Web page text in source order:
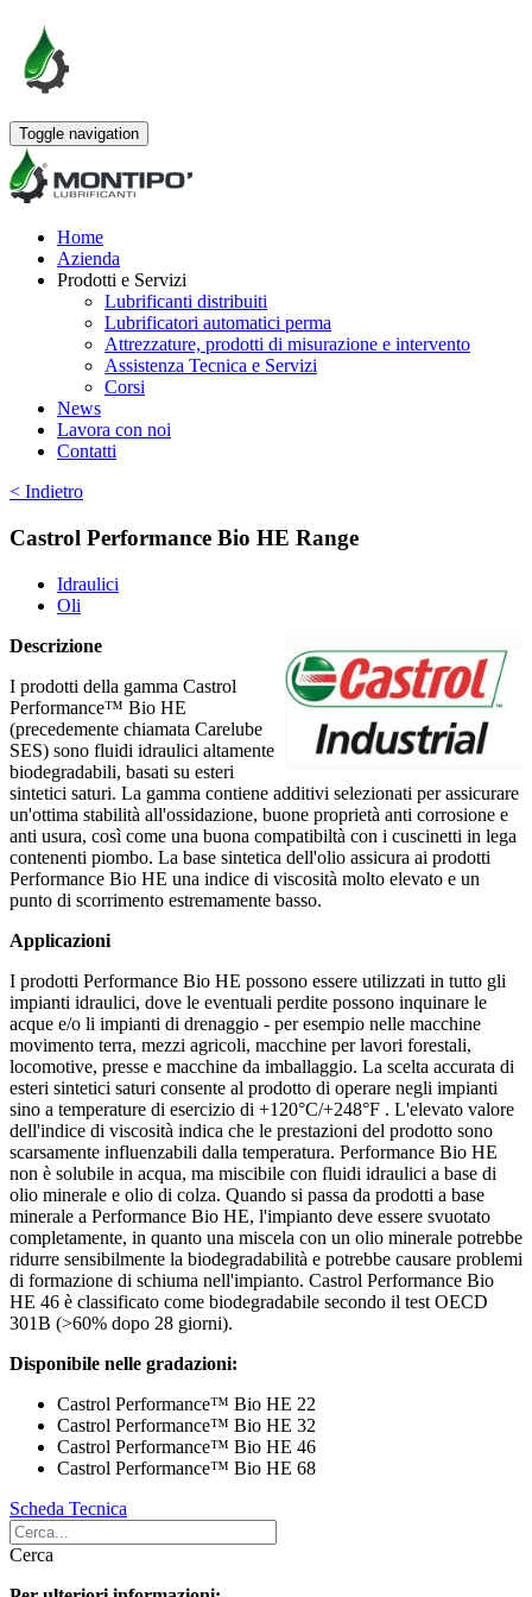
Toggle navigation
Home
Azienda
Prodotti e Servizi
Lubrificanti distribuiti
Lubrificatori automatici perma
Attrezzature, prodotti di misurazione e intervento
Assistenza Tecnica e Servizi
Corsi
News
Lavora con noi
Contatti
< Indietro
Castrol Performance Bio HE Range
Idraulici
Oli
Descrizione
I prodotti della gamma Castrol
Performance™ Bio HE
(precedemente chiamata Carelube
SES) sono fluidi idraulici altamente
biodegradabili, basati su esteri
sintetici saturi. La gamma contiene additivi selezionati per assicurare
un'ottima stabilità all'ossidazione, buone proprietà anti corrosione e
anti usura, così come una buona compatibiltà con i cuscinetti in lega
contenenti piombo. La base sintetica dell'olio assicura ai prodotti
Performance Bio HE una indice di viscosità molto elevato e un
punto di scorrimento estremamente basso.
Applicazioni
I prodotti Performance Bio HE possono essere utilizzati in tutto gli
impianti idraulici, dove le eventuali perdite possono inquinare le
acque e/o li impianti di drenaggio - per esempio nelle macchine
movimento terra, mezzi agricoli, macchine per lavori forestali,
locomotive, presse e macchine da imballaggio. La scelta accurata di
esteri sintetici saturi consente al prodotto di operare negli impianti
sino a temperature di esercizio di +120°C/+248°F . L'elevato valore
dell'indice di viscosità indica che le prestazioni del prodotto sono
scarsamente influenzabili dalla temperatura. Performance Bio HE
non è solubile in acqua, ma miscibile con fluidi idraulici a base di
olio minerale e olio di colza. Quando si passa da prodotti a base
minerale a Performance Bio HE, l'impianto deve essere svuotato
completamente, in quanto una miscela con un olio minerale potrebbe
ridurre sensibilmente la biodegradabilità e potrebbe causare problemi
di formazione di schiuma nell'impianto. Castrol Performance Bio
HE 46 è classificato come biodegradabile secondo il test OECD
301B (>60% dopo 28 giorni).
Disponibile nelle gradazioni:
Castrol Performance™ Bio HE 22
Castrol Performance™ Bio HE 32
Castrol Performance™ Bio HE 46
Castrol Performance™ Bio HE 68
Scheda Tecnica
Cerca